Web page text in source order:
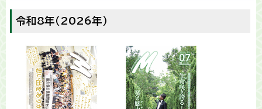
令和8年（2026年）